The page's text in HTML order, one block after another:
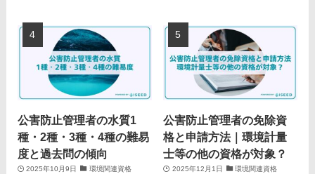
公害防止管理者の水質1
種・2種・3種・4種の難易
度と過去問の傾向
2025年10月9日 環境関連資格
公害防止管理者の免除資
格と申請方法｜環境計量
士等の他の資格が対象？
2025年12月1日 環境関連資格